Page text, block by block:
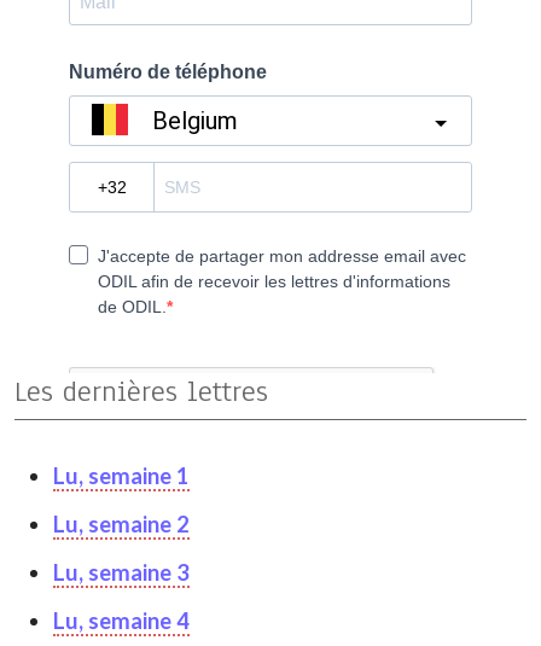
Les dernières lettres
Lu, semaine 1
Lu, semaine 2
Lu, semaine 3
Lu, semaine 4